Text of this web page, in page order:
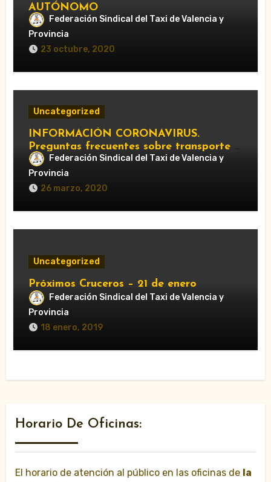
AUTÓNOMO
Federación Sindical del Taxi de Valencia y
Provincia
23 octubre, 2020
Uncategorized
INFORMACIÓN CORONAVIRUS.
Preguntas frecuentes sobre transporte y
movilidad.
Federación Sindical del Taxi de Valencia y
Provincia
26 marzo, 2020
Uncategorized
Próximos Cruceros – 21 de enero
Federación Sindical del Taxi de Valencia y
Provincia
18 enero, 2019
Horario De Oficinas:
El horario de atención al público en las oficinas de la